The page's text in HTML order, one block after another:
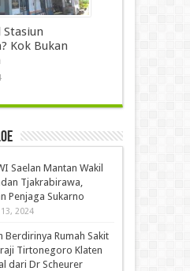
Stasiun
Kok Bukan
Saelan Mantan Wakil
Tjakrabirawa,
Penjaga Sukarno
2024
Berdirinya Rumah Sakit
Tirtonegoro Klaten
dari Dr Scheurer